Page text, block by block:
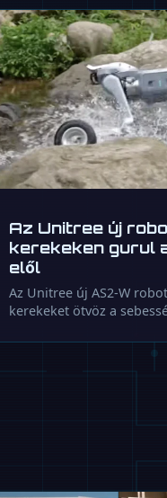
Az Unitree új
kerekeken gurul
elől
Az Unitree új AS2-W
kerekeket ötvöz a